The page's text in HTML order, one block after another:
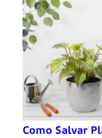
Como Salvar